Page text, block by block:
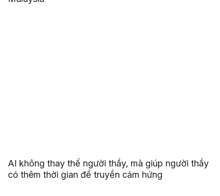
AI không thay thế người thầy, mà giúp người thầy
có thêm thời gian để truyền cảm hứng